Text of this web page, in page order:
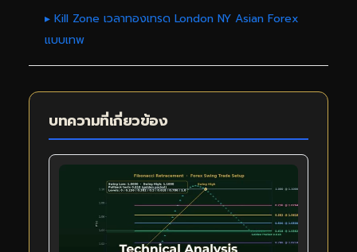
▸ Kill Zone เวลาทองเทรด London NY Asian Forex
แบบเทพ
บทความที่เกี่ยวข้อง